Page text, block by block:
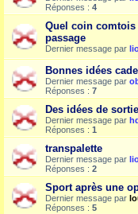
Réponses : 4
Quel coin comtois
passage
Dernier message par
Bonnes idées
Dernier message par
Réponses : 7
Des idées de
Dernier message par
Réponses : 1
transpalette
Dernier message par
Réponses : 2
Sport après une
Dernier message par
Réponses : 5